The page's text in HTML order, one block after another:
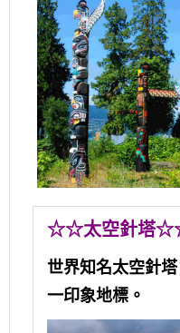
☆☆太空針塔
世界知名太空針
一印象地標。